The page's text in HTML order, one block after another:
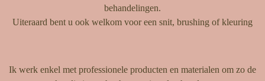
behandelingen.
Uiteraard bent u ook welkom voor een snit, brushing of kleuring
Ik werk enkel met professionele producten en materialen om zo de